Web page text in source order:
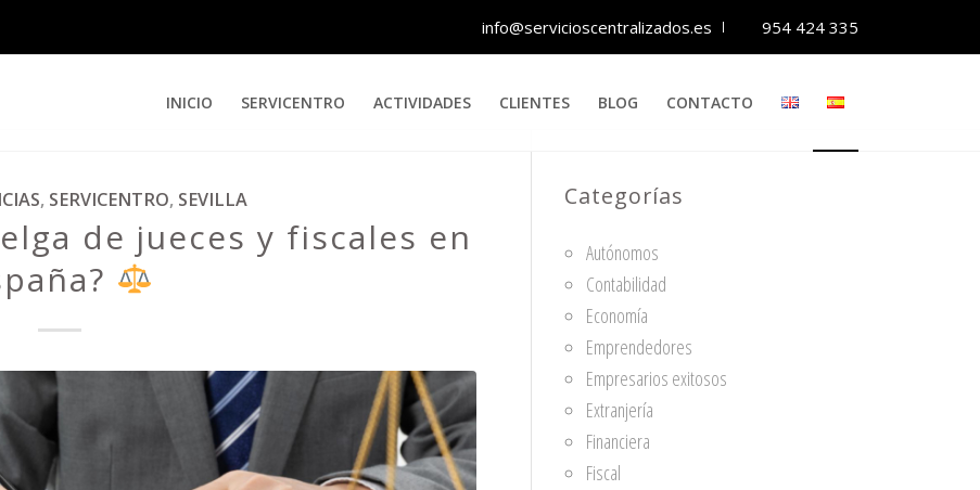
info@servicioscentralizados.es 954 424 335
INICIO SERVICENTRO ACTIVIDADES CLIENTES BLOG CONTACTO
, SERVICENTRO, SEVILLA
de jueces y fiscales en
Categorías
Autónomos
Contabilidad
Economía
Emprendedores
Empresarios exitosos
Extranjería
Financiera
Fiscal